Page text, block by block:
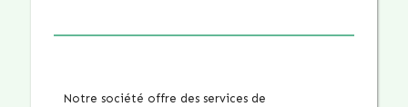
Notre société offre des services de